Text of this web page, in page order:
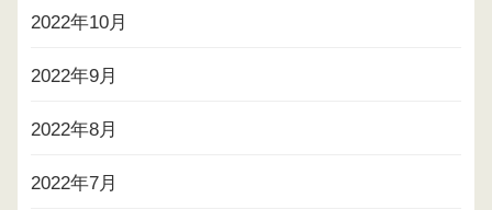
2022年10月
2022年9月
2022年8月
2022年7月